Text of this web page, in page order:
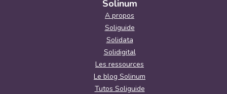
Solinum
A propos
Soliguide
Solidata
Solidigital
Les ressources
Le blog Solinum
Tutos Soliguide